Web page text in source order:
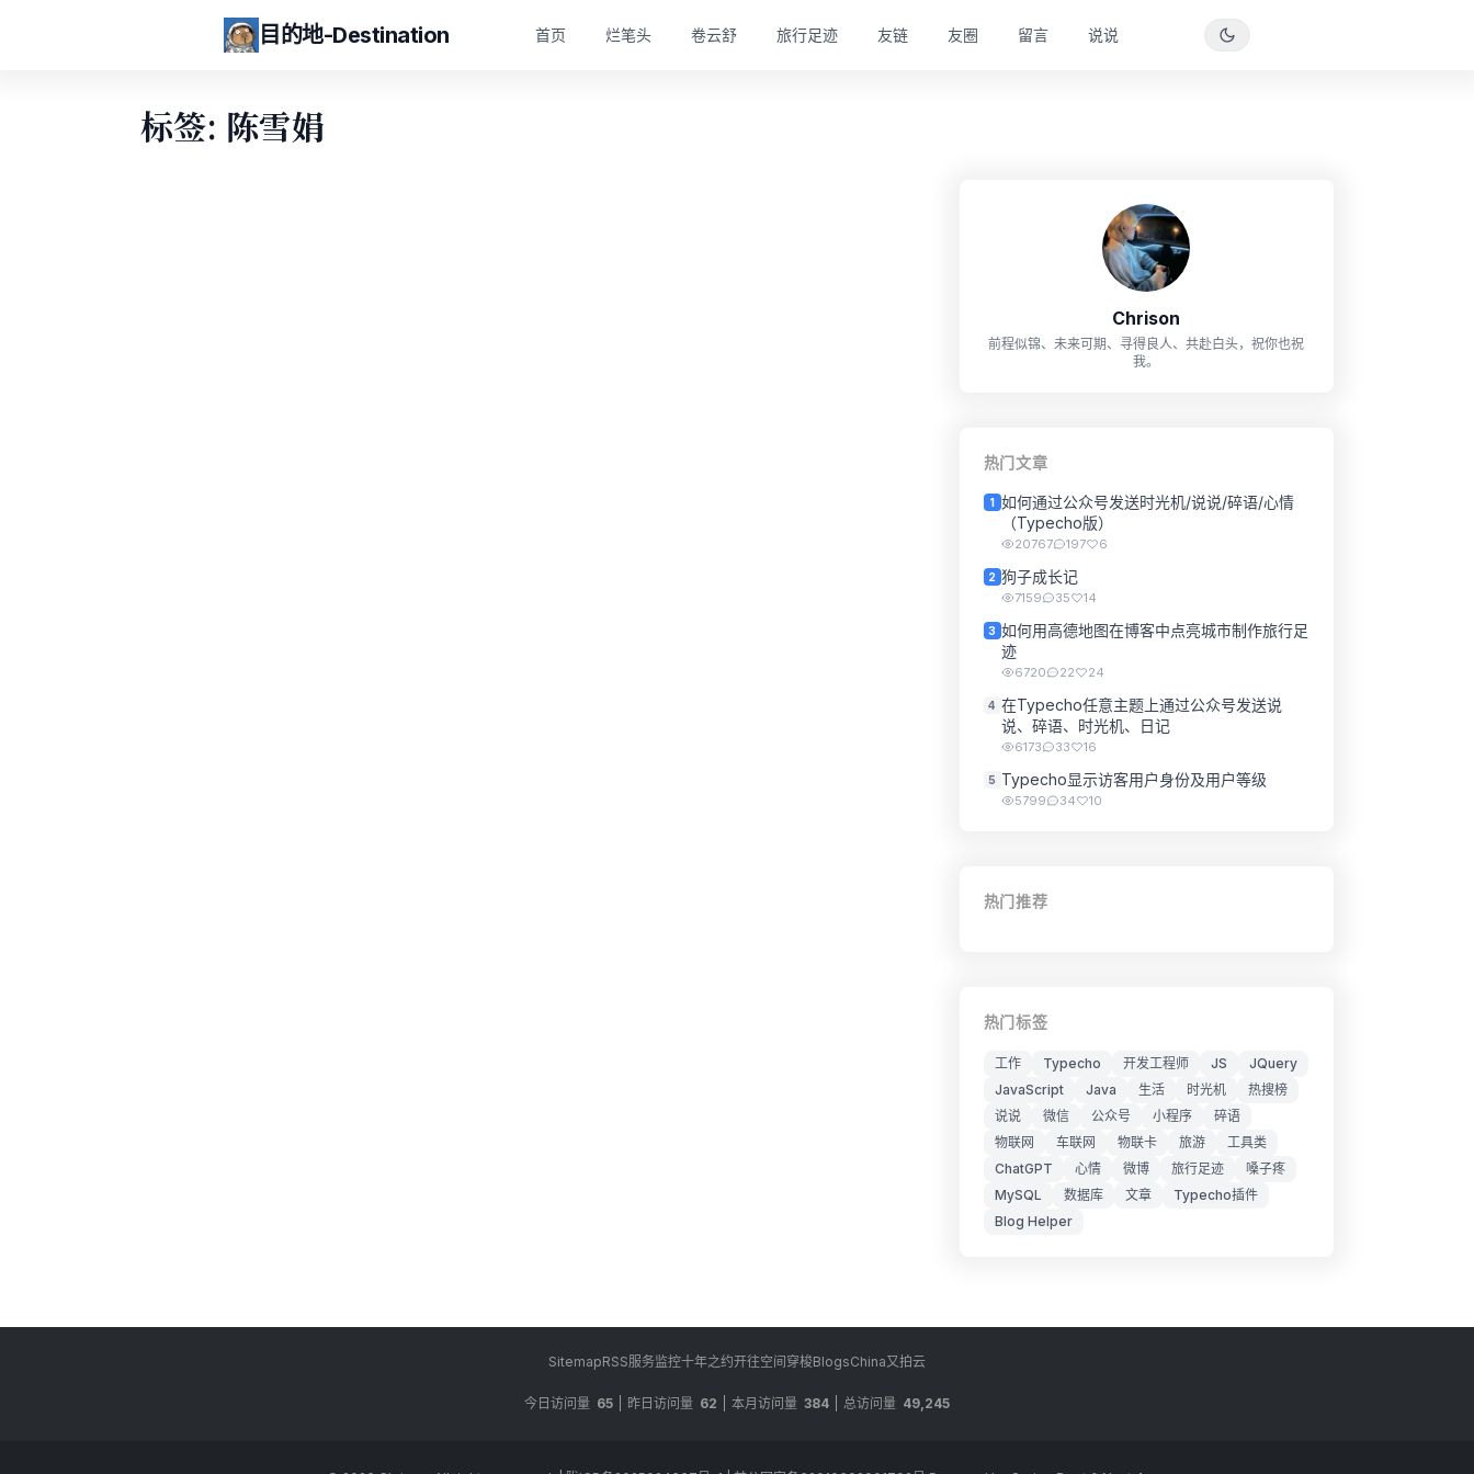
目的地-Destination 首页 烂笔头 卷云舒 旅行足迹 友链 友圈 留言 说说
标签: 陈雪娟
Chrison
前程似锦、未来可期、寻得良人、共赴白头，祝你也祝
我。
热门文章
1 如何通过公众号发送时光机/说说/碎语/心情
（Typecho版）
20767 197 6
2 狗子成长记
7159 35 14
3 如何用高德地图在博客中点亮城市制作旅行足
迹
6720 22 24
4 在Typecho任意主题上通过公众号发送说
说、碎语、时光机、日记
6173 33 16
5 Typecho显示访客用户身份及用户等级
5799 34 10
热门推荐
热门标签
工作 Typecho 开发工程师 JS
JQuery
JavaScript
Java 生活 时光机
热搜榜
说说
微信 公众号 小程序
碎语
物联网
车联网 物联卡 旅游
工具类
ChatGPT
心情 微博 旅行足迹
嗓子疼
MySQL
数据库 文章
Typecho插件
Blog Helper
SitemapRSS服务监控十年之约开往空间穿梭BlogsChina又拍云
今日访问量 65 昨日访问量 62 本月访问量 384 总访问量 49,245